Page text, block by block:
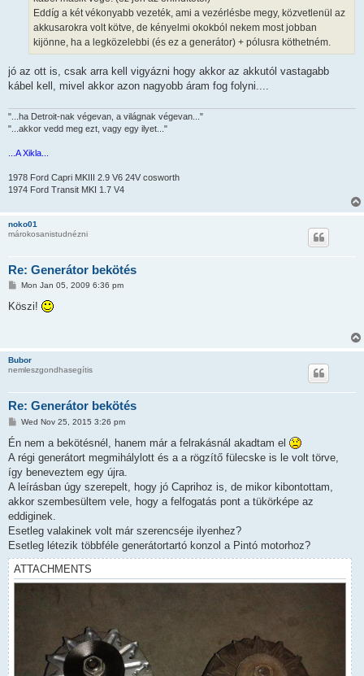
Eddíg a két vékonyabb vezeték, ami a vezérlésbe megy, közvetlenül az
akkusarokra volt kötve, de kényelmi okokból nekem most jobban
kijönne, ha a legközelebbi (és ez a generátor) + pólusra köthetném.
jó az ott is, csak arra kell vigyázni hogy akkor az akkutól vastagabb
kábel kell, mivel akkor azon nagyobb áram fog folyni....
"...ha Detroit-nak végevan, a világnak végevan..."
"...akkor vedd meg ezt, vagy egy ilyet..."
...A Xikla...
1978 Ford Capri MKIII 2.9 V6 24V cosworth
1974 Ford Transit MKI 1.7 V4
noko01
márokosanistudnézni
Re: Generátor bekötés
P
s
Mon Jan 05, 2009 6:36 pm
Köszi!
Bubor
nemleszgondhasegítis
Re: Generátor bekötés
P
s
Wed Nov 25, 2015 3:26 pm
Én nem a bekötésnél, hanem már a felrakásnál akadtam el
A régi generátort megmihálylott és a a rögzítő fülecske is le volt törve,
így beneveztem egy újra.
A leírásban úgy szerepelt, hogy jó Caprihoz is, de mikor kibontottam,
akkor szembesültem vele, hogy a felfogatás pont a tükörképe az
eddiginek.
Esetleg valakinek volt már szerencséje ilyenhez?
Esetleg létezik többféle generátortartó konzol a Pintó motorhoz?
ATTACHMENTS